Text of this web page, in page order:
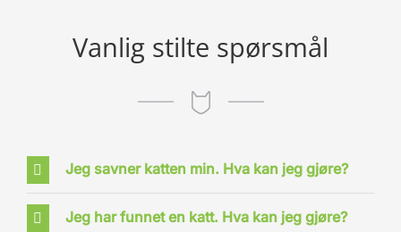
Vanlig stilte spørsmål
Jeg savner katten min. Hva kan jeg gjøre?
Jeg har funnet en katt. Hva kan jeg gjøre?